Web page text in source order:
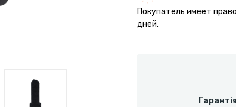
Покупатель имеет
дней.